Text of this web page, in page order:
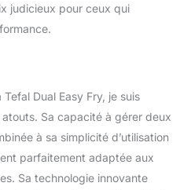
judicieux pour ceux qui
Dual Easy Fry, je suis
Sa capacité à gérer deux
à sa simplicité d’utilisation
parfaitement adaptée aux
Sa technologie innovante